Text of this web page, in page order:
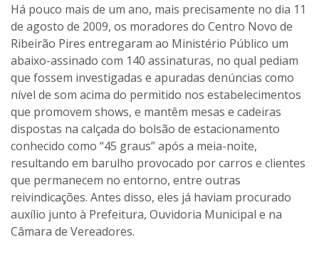
Há pouco mais de um ano, mais precisamente no dia 11
de agosto de 2009, os moradores do Centro Novo de
Ribeirão Pires entregaram ao Ministério Público um
abaixo-assinado com 140 assinaturas, no qual pediam
que fossem investigadas e apuradas denúncias como
nível de som acima do permitido nos estabelecimentos
que promovem shows, e mantêm mesas e cadeiras
dispostas na calçada do bolsão de estacionamento
conhecido como “45 graus” após a meia-noite,
resultando em barulho provocado por carros e clientes
que permanecem no entorno, entre outras
reivindicações. Antes disso, eles já haviam procurado
auxílio junto à Prefeitura, Ouvidoria Municipal e na
Câmara de Vereadores.